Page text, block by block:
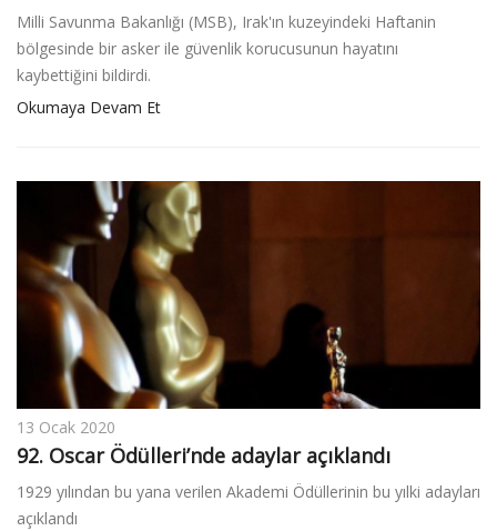
Milli Savunma Bakanlığı (MSB), Irak'ın kuzeyindeki Haftanin
bölgesinde bir asker ile güvenlik korucusunun hayatını
kaybettiğini bildirdi.
Okumaya Devam Et
13 Ocak 2020
92. Oscar Ödülleri’nde adaylar açıklandı
1929 yılından bu yana verilen Akademi Ödüllerinin bu yılki adayları
açıklandı